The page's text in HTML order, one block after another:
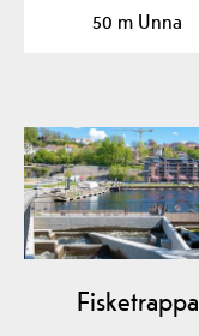
"Gjennom…
50 m Unna
Fisketrappa